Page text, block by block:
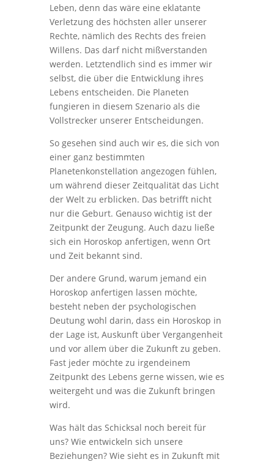
Leben, denn das wäre eine eklatante
Verletzung des höchsten aller unserer
Rechte, nämlich des Rechts des freien
Willens. Das darf nicht mißverstanden
werden. Letztendlich sind es immer wir
selbst, die über die Entwicklung ihres
Lebens entscheiden. Die Planeten
fungieren in diesem Szenario als die
Vollstrecker unserer Entscheidungen.
So gesehen sind auch wir es, die sich von
einer ganz bestimmten
Planetenkonstellation angezogen fühlen,
um während dieser Zeitqualität das Licht
der Welt zu erblicken. Das betrifft nicht
nur die Geburt. Genauso wichtig ist der
Zeitpunkt der Zeugung. Auch dazu ließe
sich ein Horoskop anfertigen, wenn Ort
und Zeit bekannt sind.
Der andere Grund, warum jemand ein
Horoskop anfertigen lassen möchte,
besteht neben der psychologischen
Deutung wohl darin, dass ein Horoskop in
der Lage ist, Auskunft über Vergangenheit
und vor allem über die Zukunft zu geben.
Fast jeder möchte zu irgendeinem
Zeitpunkt des Lebens gerne wissen, wie es
weitergeht und was die Zukunft bringen
wird.
Was hält das Schicksal noch bereit für
uns? Wie entwickeln sich unsere
Beziehungen? Wie sieht es in Zukunft mit